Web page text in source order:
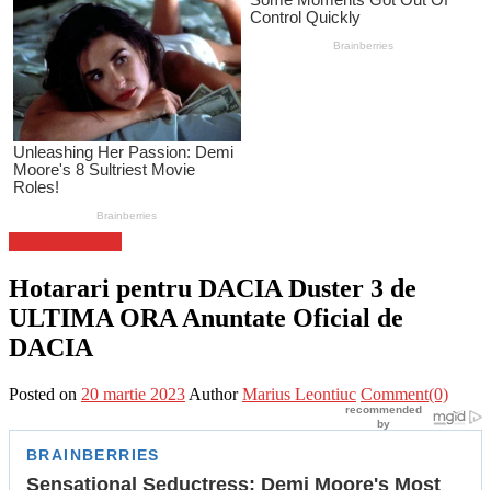
Hotarari pentru DACIA Duster 3 de
ULTIMA ORA Anuntate Oficial de
DACIA
Posted on 20 martie 2023 Author Marius Leontiuc Comment(0)